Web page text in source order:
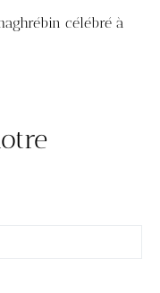
célébré à